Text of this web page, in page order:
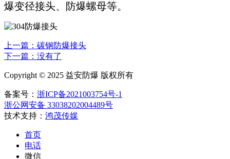
爆变径接头、防爆螺母等。
上一篇：碳钢防爆接头
下一篇： 没有了
Copyright © 2025 益安防爆 版权所有
备案号： 浙ICP备2021003754号-1
浙公网安备 33038202004489号
技术支持： 鸿茂传媒
首页
电话
微信